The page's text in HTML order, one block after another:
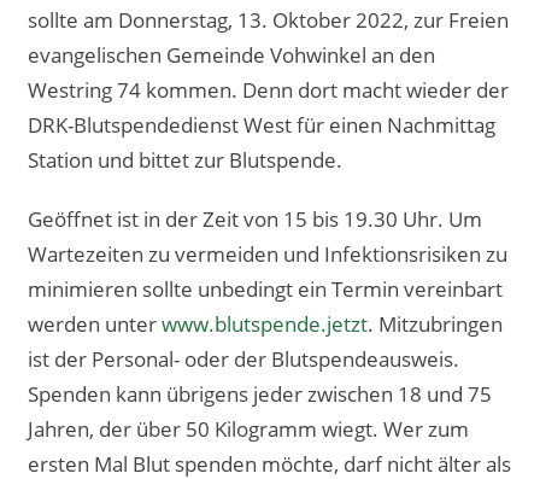
sollte am Donnerstag, 13. Oktober 2022, zur Freien
evangelischen Gemeinde Vohwinkel an den
Westring 74 kommen. Denn dort macht wieder der
DRK-Blutspendedienst West für einen Nachmittag
Station und bittet zur Blutspende.
Geöffnet ist in der Zeit von 15 bis 19.30 Uhr. Um
Wartezeiten zu vermeiden und Infektionsrisiken zu
minimieren sollte unbedingt ein Termin vereinbart
werden unterwww.blutspende.jetzt. Mitzubringen
ist der Personal- oder der Blutspendeausweis.
Spenden kann übrigens jeder zwischen 18 und 75
Jahren, der über 50 Kilogramm wiegt. Wer zum
ersten Mal Blut spenden möchte, darf nicht älter als